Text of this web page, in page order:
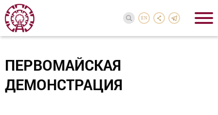
EN
ПЕРВОМАЙСКАЯ
ДЕМОНСТРАЦИЯ